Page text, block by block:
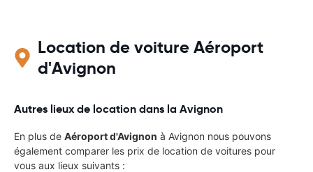
Location de voiture Aéroport
d'Avignon
Autres lieux de location dans la Avignon
En plus de Aéroport d'Avignon à Avignon nous pouvons
également comparer les prix de location de voitures pour
vous aux lieux suivants :